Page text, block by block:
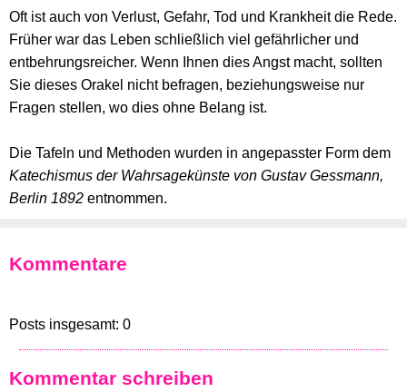
Oft ist auch von Verlust, Gefahr, Tod und Krankheit die Rede.
Früher war das Leben schließlich viel gefährlicher und
entbehrungsreicher. Wenn Ihnen dies Angst macht, sollten
Sie dieses Orakel nicht befragen, beziehungsweise nur
Fragen stellen, wo dies ohne Belang ist.
Die Tafeln und Methoden wurden in angepasster Form dem
Katechismus der Wahrsagekünste von Gustav Gessmann,
Berlin 1892 entnommen.
Kommentare
Posts insgesamt: 0
Kommentar schreiben